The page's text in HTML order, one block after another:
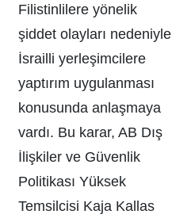
Filistinlilere yönelik
şiddet olayları nedeniyle
İsrailli yerleşimcilere
yaptırım uygulanması
konusunda anlaşmaya
vardı. Bu karar, AB Dış
İlişkiler ve Güvenlik
Politikası Yüksek
Temsilcisi Kaja Kallas